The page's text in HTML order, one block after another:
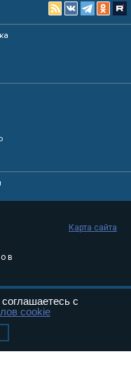
в
05
Карта сайта
с
cookie